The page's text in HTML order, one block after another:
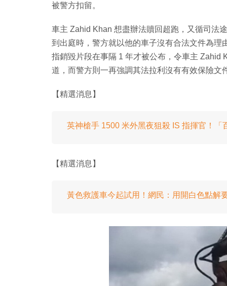
被警方扣留。
車主 Zahid Khan 想盡辦法贖回超跑，又循司法
到出庭時，警方就以他的車子沒有合法文件為理
指銷毀片段在事隔 1 年才被公布，令車主 Zahid
道，而警方則一再強調其法拉利沒有有效保險文
【精選消息】
英神槍手 1500 米外黑夜狙殺 IS 指揮官！「
【精選消息】
黃色救護車今起試用！網民：用開白色點解